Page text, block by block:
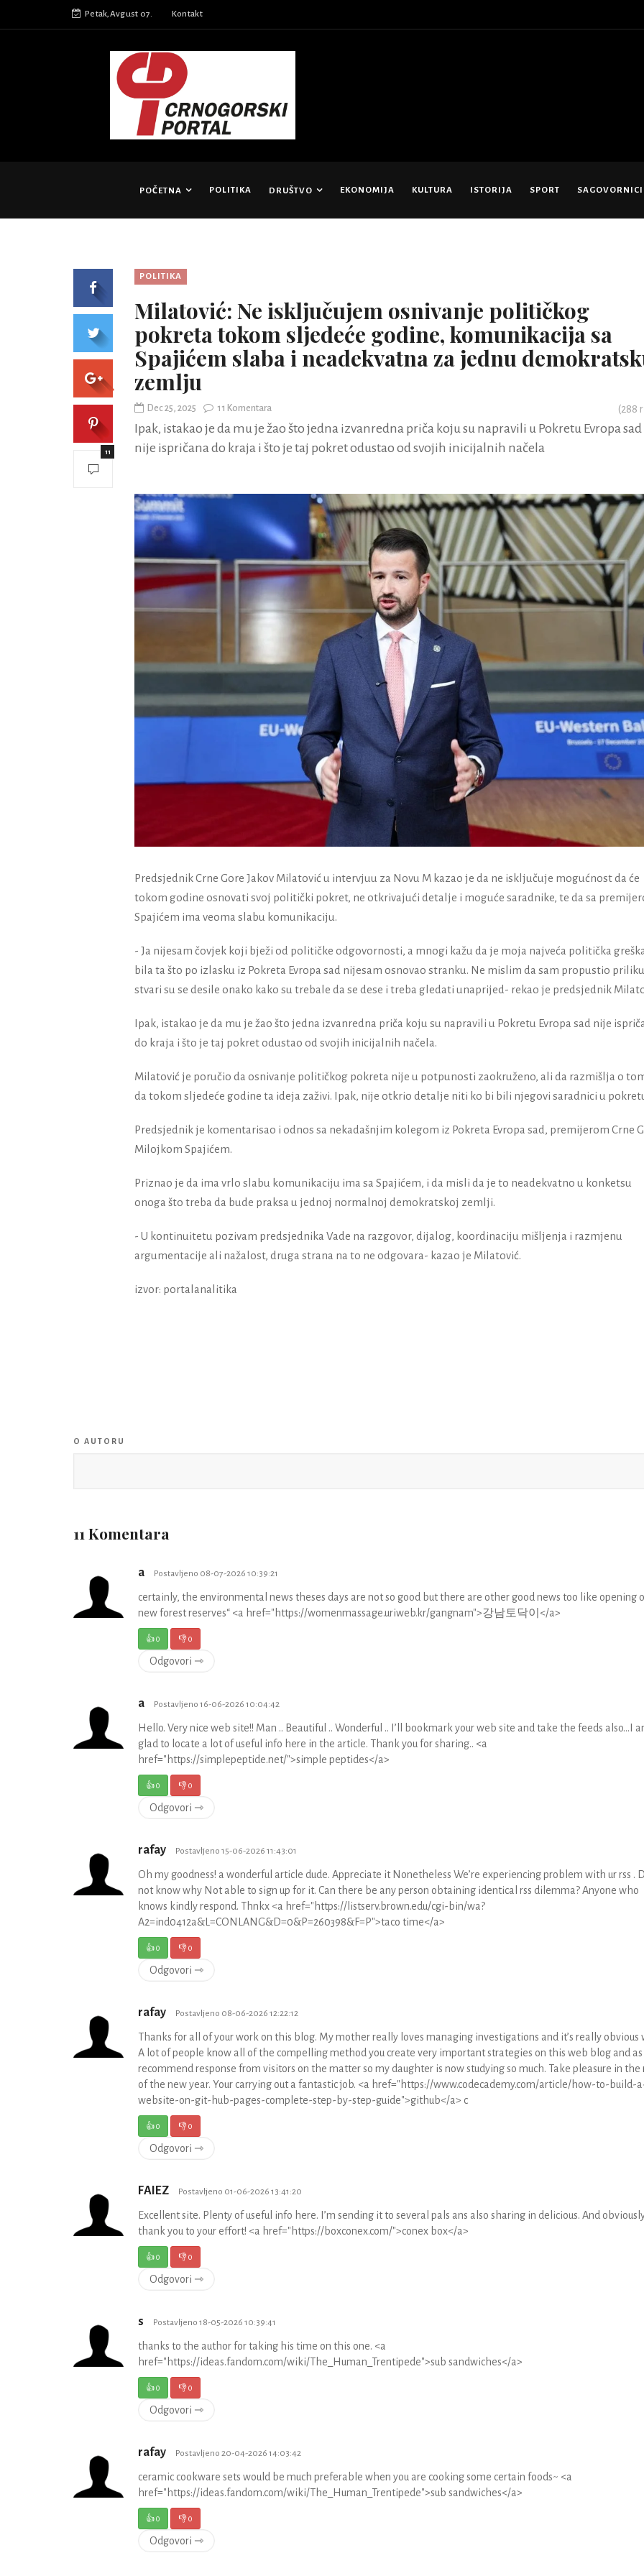
Petak,Avgust 07. Kontakt
POČETNA POLITIKA DRUŠTVO EKONOMIJA KULTURA ISTORIJA SPORT SAGOVORNICI
POLITIKA
Milatović: Ne isključujem osnivanje političkog
pokreta tokom sljedeće godine, komunikacija sa
Spajićem slaba i neadekvatna za jednu
zemlju
Dec 25, 2025 11 Komentara (288
Ipak, istakao je da mu je žao što jedna izvanredna priča koju su napravili u Pokretu Evropa sad
nije ispričana do kraja i što je taj pokret odustao od svojih inicijalnih načela
Predsjednik Crne Gore Jakov Milatović u intervjuu za Novu M kazao je da ne isključuje mogućnost da će
tokom godine osnovati svoj politički pokret, ne otkrivajući detalje i moguće saradnike, te da sa
Spajićem ima veoma slabu komunikaciju.
- Ja nijesam čovjek koji bježi od političke odgovornosti, a mnogi kažu da je moja najveća politička
bila ta što po izlasku iz Pokreta Evropa sad nijesam osnovao stranku. Ne mislim da sam propustio
stvari su se desile onako kako su trebale da se dese i treba gledati unaprijed- rekao je predsjednik
Ipak, istakao je da mu je žao što jedna izvanredna priča koju su napravili u Pokretu Evropa sad nije
do kraja i što je taj pokret odustao od svojih inicijalnih načela.
Milatović je poručio da osnivanje političkog pokreta nije u potpunosti zaokruženo, ali da razmišlja o
da tokom sljedeće godine ta ideja zaživi. Ipak, nije otkrio detalje niti ko bi bili njegovi saradnici u
Predsjednik je komentarisao i odnos sa nekadašnjim kolegom iz Pokreta Evropa sad, premijerom Crne
Milojkom Spajićem.
Priznao je da ima vrlo slabu komunikaciju ima sa Spajićem, i da misli da je to neadekvatno u konketsu
onoga što treba da bude praksa u jednoj normalnoj demokratskoj zemlji.
- U kontinuitetu pozivam predsjednika Vade na razgovor, dijalog, koordinaciju mišljenja i razmjenu
argumentacije ali nažalost, druga strana na to ne odgovara- kazao je Milatović.
izvor: portalanalitika
11
O AUTORU
11 Komentara
a Postavljeno 08-07-2026 10:39:21
certainly, the environmental news theses days are not so good but there are other good news too like opening
new forest reserves“ <a href="https://womenmassage.uriweb.kr/gangnam">강남토닥이</a>
👍0 👎0
Odgovori ⇾
a Postavljeno 16-06-2026 10:04:42
Hello. Very nice web site!! Man .. Beautiful .. Wonderful .. I’ll bookmark your web site and take the feeds also…I
glad to locate a lot of useful info here in the article. Thank you for sharing.. <a
href="https://simplepeptide.net/">simple peptides</a>
👍0 👎0
Odgovori ⇾
rafay Postavljeno 15-06-2026 11:43:01
Oh my goodness! a wonderful article dude. Appreciate it Nonetheless We’re experiencing problem with ur rss .
not know why Not able to sign up for it. Can there be any person obtaining identical rss dilemma? Anyone who
knows kindly respond. Thnkx <a href="https://listserv.brown.edu/cgi-bin/wa?
A2=ind0412a&L=CONLANG&D=0&P=260398&F=P">taco time</a>
👍0 👎0
Odgovori ⇾
rafay Postavljeno 08-06-2026 12:22:12
Thanks for all of your work on this blog. My mother really loves managing investigations and it’s really obvious
A lot of people know all of the compelling method you create very important strategies on this web blog and as
recommend response from visitors on the matter so my daughter is now studying so much. Take pleasure in the
of the new year. Your carrying out a fantastic job. <a href="https://www.codecademy.com/article/how-to-build-
website-on-git-hub-pages-complete-step-by-step-guide">github</a> c
👍0 👎0
Odgovori ⇾
FAIEZ Postavljeno 01-06-2026 13:41:20
Excellent site. Plenty of useful info here. I’m sending it to several pals ans also sharing in delicious. And
thank you to your effort! <a href="https://boxconex.com/">conex box</a>
👍0 👎0
Odgovori ⇾
s Postavljeno 18-05-2026 10:39:41
thanks to the author for taking his time on this one. <a
href="https://ideas.fandom.com/wiki/The_Human_Trentipede">sub sandwiches</a>
👍0 👎0
Odgovori ⇾
rafay Postavljeno 20-04-2026 14:03:42
ceramic cookware sets would be much preferable when you are cooking some certain foods~ <a
href="https://ideas.fandom.com/wiki/The_Human_Trentipede">sub sandwiches</a>
👍0 👎0
Odgovori ⇾